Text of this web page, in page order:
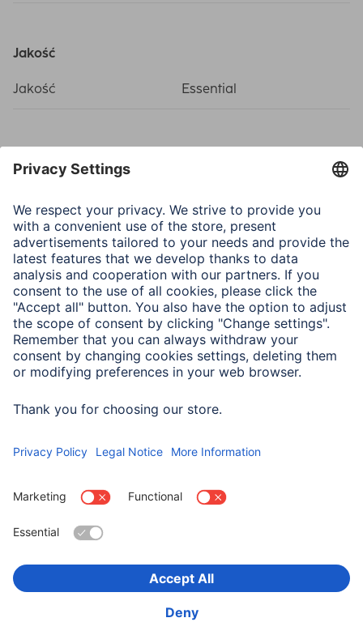
Jakość
Jakość Essential
Łącza (połączenia, wejścia)
Połączenie USB-C-plug
Właściwości elektrotechniczne
Maks. prędkość przesyłu
danych
480 Mbit/s
Wybierz kraj
Bezpieczeństwo i ochrona danych
Deklaracje zgodności